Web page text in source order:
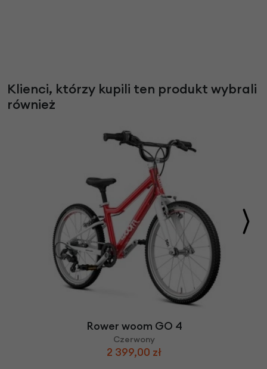
Klienci, którzy kupili ten produkt wybrali
również
Rower woom GO 4
Czerwony
2 399,00 zł